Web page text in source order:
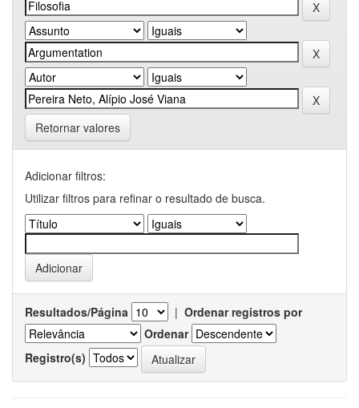
Retornar valores
Adicionar filtros:
Utilizar filtros para refinar o resultado de busca.
Resultados/Página | Ordenar registros por
Ordenar
Registro(s)